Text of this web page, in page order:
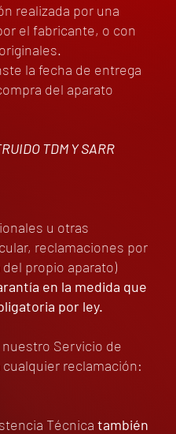
realizada por una
el fabricante, o con
la fecha de entrega
del aparato
TDM Y SARR
u otras
reclamaciones por
propio aparato)
en la medida que
por ley.
Servicio de
reclamación:
Técnica también